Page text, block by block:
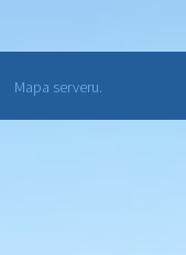
Mapa serveru.